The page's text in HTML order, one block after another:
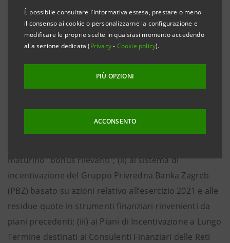
È possibile consultare l'informativa estesa, prestare o meno
il consenso ai cookie o personalizzarne la configurazione e
modificare le proprie scelte in qualsiasi momento accedendo
alla sezione dedicata (Privacy- Cookie policy).
PIÙ OPZIONI
ACCONSENTO
nel comunicato stampa emesso il 7 settembre scorso
- a servizio di piani di assegnazione gratuita di azioni
ordinarie Intesa Sanpaolo ai dipendenti e Consulenti
Finanziari del Gruppo in relazione: (i) al sistema di
incentivazione del Gruppo Intesa Sanpaolo basato su
maturino “bonus rilevanti”; (ii) al sistema di
incentivazione del Gruppo Privredna Banka Zagreb
(PBZ) basato su azioni relativo all’esercizio 2021 e alle
residue quote in strumenti finanziari rinvenienti da
piani precedenti; (iii) ai Piani di Incentivazione a Lungo
Termine destinati ai Consulenti Finanziari delle Reti